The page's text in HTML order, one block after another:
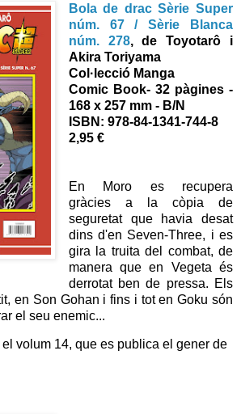
Bola de drac Sèrie Super
núm. 67 / Sèrie Blanca
núm. 278,de Toyotarô i
Akira Toriyama
Col·lecció Manga
Comic Book- 32 pàgines -
168 x 257 mm - B/N
ISBN: 978-84-1341-744-8
2,95 €
En Moro es recupera
gràcies a la còpia de
seguretat que havia desat
dins d'en Seven-Three, i es
gira la truita del combat, de
manera que en Vegeta és
derrotat ben de pressa. Els
en Son Gohan i fins i tot en Goku són
el seu enemic...
volum 14, que es publica el gener de